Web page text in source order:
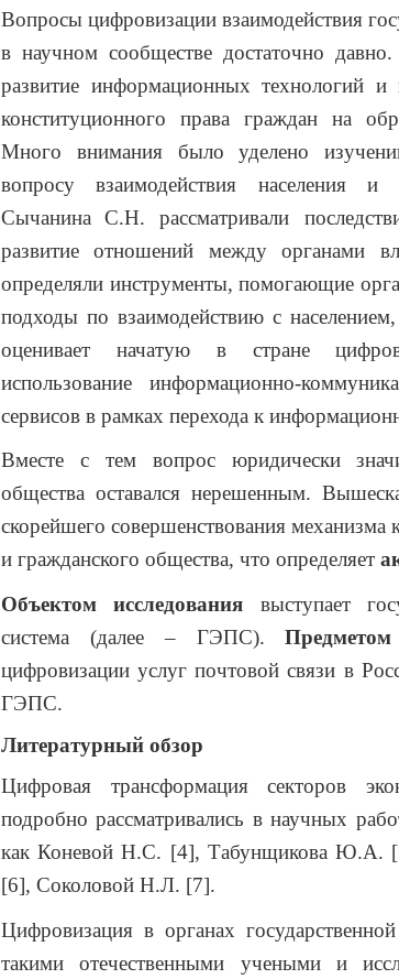
Вопросы цифровизации взаимодействия
в научном сообществе достаточно
развитие информационных технологий и
конституционного права граждан на
Много внимания было уделено
вопросу взаимодействия
Сычанина
С.Н. рассматривали
развитие отношений между органами
определяли инструменты, помогающие
подходы по взаимодействию с
оценивает начатую в стране
использование информационно-
сервисов в рамках перехода к
Вместе с тем вопрос юридически
общества оставался нерешенным.
скорейшего совершенствования механизма
и гражданского общества, что определяет
Объектом исследования выступает
система (далее – ГЭПС).Предметом
цифровизации услуг почтовой связи в
ГЭПС.
Литературный обзор
Цифровая трансформация секторов
подробно рассматривались в научных
как Коневой Н.С. [4], Табунщикова Ю.А.
[6], Соколовой Н.Л. [7].
Цифровизация в органах
такими отечественными учеными и